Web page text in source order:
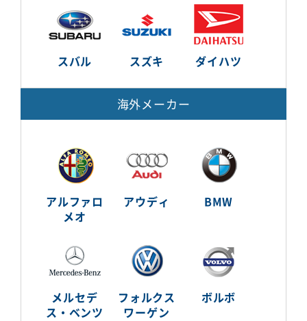
スバル スズキ ダイハツ
海外メーカー
アルファロ
メオ
アウディ BMW
メルセデ
ス・ベンツ
フォルクス
ワーゲン
ボルボ